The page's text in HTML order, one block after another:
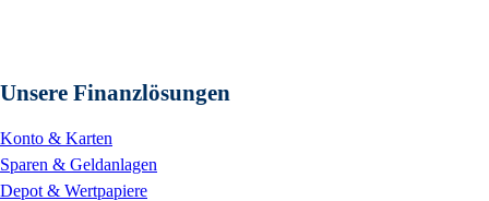
Unsere Finanzlösungen
Konto & Karten
Sparen & Geldanlagen
Depot & Wertpapiere